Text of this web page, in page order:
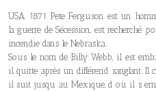
USA. 1871. Pete Ferguson est un
la guerre de Sécession, est recherché
incendie dans le Nebraska.
Sous le nom de Billy Webb, il est
il quitte après un différend sanglant. Il
il suit jusqu au Mexique, d où il s